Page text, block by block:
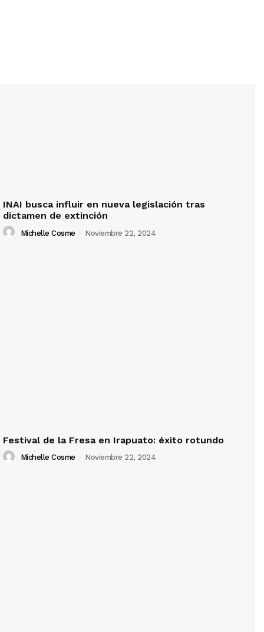
INAI busca influir en nueva legislación tras
dictamen de extinción
Michelle Cosme - Noviembre 22, 2024
Festival de la Fresa en Irapuato: éxito rotundo
Michelle Cosme - Noviembre 22, 2024